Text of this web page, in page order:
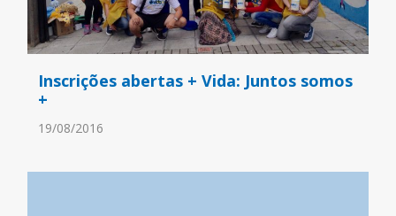
Inscrições abertas + Vida: Juntos somos
+
19/08/2016